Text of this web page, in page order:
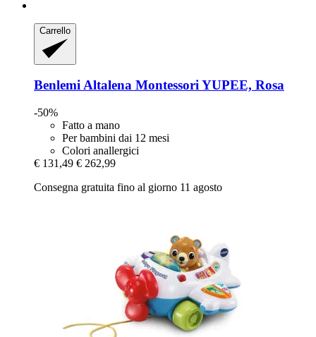
Carrello
BenlemiAltalena Montessori YUPEE, Rosa
-50%
Fatto a mano
Per bambini dai 12 mesi
Colori anallergici
€ 131,49 € 262,99
Consegna gratuita fino al giorno 11 agosto